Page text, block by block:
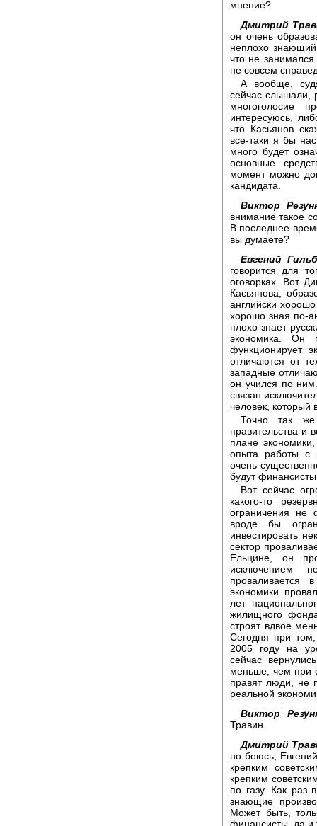
мнение?
Дмитрий
он очень
неплохо
что не
не совсем
А вообще,
сейчас слышали,
многоголосие
интересуюсь,
что Касьянов
все-таки я бы
много будет
основные
момент можно
кандидата.
Виктор
внимание такое
В последнее
вы думаете?
Евгений
говорится для
оговорках. Вот
Касьянова,
английски
хорошо зная по-
плохо знает
экономика. Он
функционирует
отличаются от
западные
он учился по
связан
человек, который
Точно так
правительства и
плане
опыта работы с
очень
будут
Вот сейчас
какого-то
ограничения не
вроде бы
инвестировать
сектор
Ельцине, он
исключением
проваливается
экономики
лет
жилищного
строят вдвое
Сегодня при
2005 году на
сейчас
меньше, чем при
правят люди, не
реальной
Виктор
Травин.
Дмитрий
но боюсь,
крепким
крепким
по газу. Как раз
знающие
Может быть,
финансисты, да и